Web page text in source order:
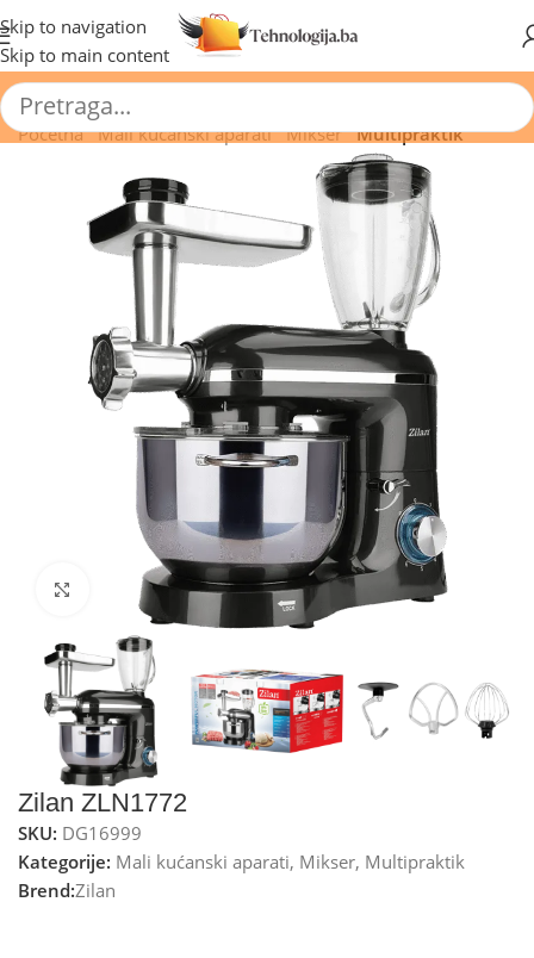
Skip to navigation
Skip to main content
🔥 Pogledajte aktuelne akcije 🔥
Početna/ Mali kućanski aparati/ Mikser/ Multipraktik
Kliknite za uvećanje
Zilan ZLN1772
SKU: DG16999
Kategorije: Mali kućanski aparati, Mikser, Multipraktik
Brend:Zilan